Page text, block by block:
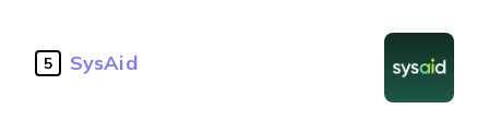
5 SysAid